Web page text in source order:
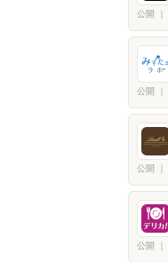
公開
公開
公開
公開